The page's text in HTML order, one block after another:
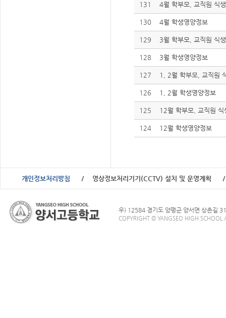
131 4월 학부모, 교직원 식
130 4월 학생영양정보
129 3월 학부모, 교직원 식
128 3월 학생영양정보
127 1, 2월 학부모, 교직원
126 1, 2월 학생영양정보
125 12월 학부모, 교직원 식
124 12월 학생영양정보
개인정보처리방침 영상정보처리기기(CCTV) 설치 및 운영계획
우) 12584 경기도 양평군 양서면 상촌길
COPYRIGHT © YANGSEO HIGH SCHOOL